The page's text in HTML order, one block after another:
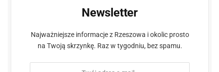
Newsletter
Najważniejsze informacje z Rzeszowa i okolic prosto
na Twoją skrzynkę. Raz w tygodniu, bez spamu.